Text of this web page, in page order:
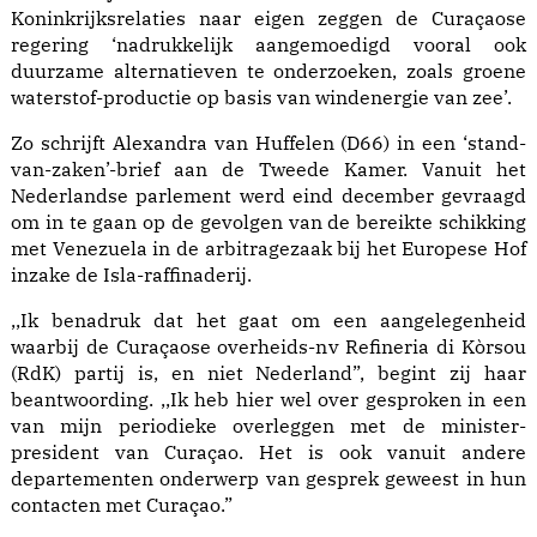
Koninkrijksrelaties naar eigen zeggen de Curaçaose
regering ‘nadrukkelijk aangemoedigd vooral ook
duurzame alternatieven te onderzoeken, zoals groene
waterstof-productie op basis van windenergie van zee’.
Zo schrijft Alexandra van Huffelen (D66) in een ‘stand-
van-zaken’-brief aan de Tweede Kamer. Vanuit het
Nederlandse parlement werd eind december gevraagd
om in te gaan op de gevolgen van de bereikte schikking
met Venezuela in de arbitragezaak bij het Europese Hof
inzake de Isla-raffinaderij.
,,Ik benadruk dat het gaat om een aangelegenheid
waarbij de Curaçaose overheids-nv Refineria di Kòrsou
(RdK) partij is, en niet Nederland”, begint zij haar
beantwoording. ,,Ik heb hier wel over gesproken in een
van mijn periodieke overleggen met de minister-
president van Curaçao. Het is ook vanuit andere
departementen onderwerp van gesprek geweest in hun
contacten met Curaçao.”